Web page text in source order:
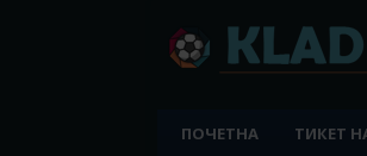
ПОЧЕТНА ТИКЕТ